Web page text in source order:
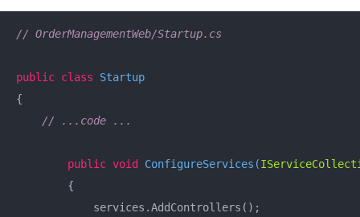
// OrderManagementWeb/Startup.cs
public class
Startup
{
// ...code ...
public void ConfigureServices (
        {
            services.AddControllers();